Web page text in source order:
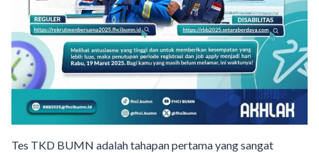
Tes TKD BUMN adalah tahapan pertama yang sangat